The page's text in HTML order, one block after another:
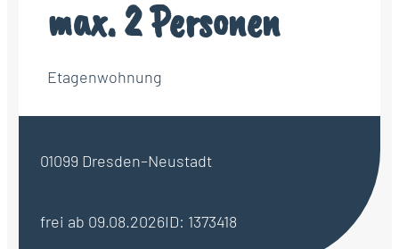
max. 2 Personen
Etagenwohnung
01099 Dresden–Neustadt
frei ab 09.08.2026ID: 1373418